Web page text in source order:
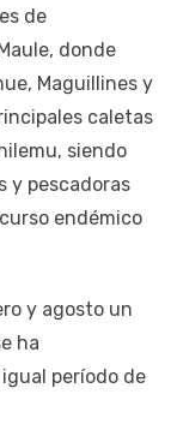
de
donde
Maguillines y
caletas
siendo
y pescadoras
endémico
y agosto un
ha
período de